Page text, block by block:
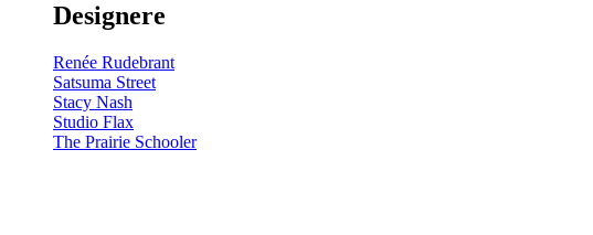
Designere
Renée Rudebrant
Satsuma Street
Stacy Nash
Studio Flax
The Prairie Schooler